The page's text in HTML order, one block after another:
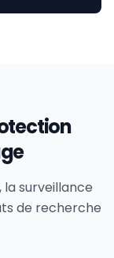
surveillance
de recherche